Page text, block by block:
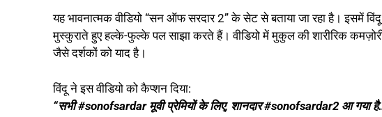
यह भावनात्मक वीडियो “सन ऑफ सरदार 2” के सेट से बताया जा रहा है।
मुस्कुराते हुए हल्के-फुल्के पल साझा करते हैं। वीडियो में मुकुल की शारीरिक
जैसे दर्शकों को याद है।
विंदू ने इस वीडियो को कैप्शन दिया:
“सभी #sonofsardar मूवी प्रेमियों के लिए, शानदार #sonofsardar2 आ गया